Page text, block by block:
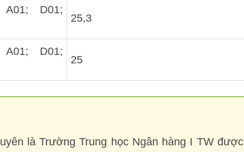
A01; D01;
25,3
A01; D01;
25
là Trường Trung học Ngân hàng I TW được